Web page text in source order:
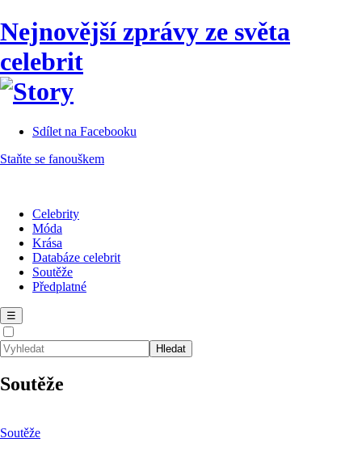
Nejnovější zprávy ze světa
celebrit
Sdílet na Facebooku
Staňte se fanouškem
Celebrity
Móda
Krása
Databáze celebrit
Soutěže
Předplatné
☰
Soutěže
Soutěže